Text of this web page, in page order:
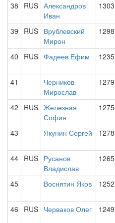
38 RUS Александров
Иван
1303
39 RUS Врублевский
Мирон
1298
40 RUS Фадеев Ефим 1235
41
Черников
Мирослав
1279
42 RUS Железная
София
1275
43 Якунин Сергей 1278
44 RUS Русанов
Владислав
1265
45 Воснятин Яков 1252
46 RUS Черваков Олег 1249